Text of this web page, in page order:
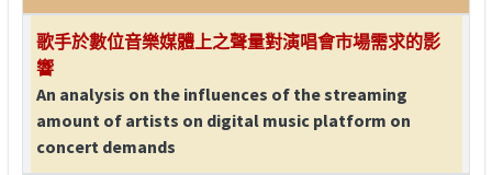
歌手於數位音樂媒體上之聲量對演唱會市場需求的影
響
An analysis on the influences of the streaming
amount of artists on digital music platform on
concert demands